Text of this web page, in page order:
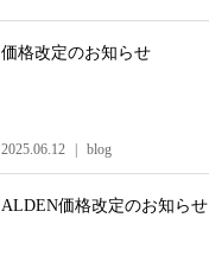
価格改定のお知らせ
2025.06.12 blog
ALDEN価格改定のお知らせ